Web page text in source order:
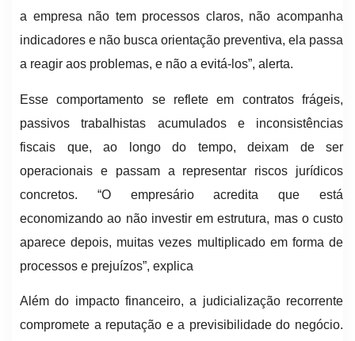
a empresa não tem processos claros, não acompanha
indicadores e não busca orientação preventiva, ela passa
a reagir aos problemas, e não a evitá-los”, alerta.
Esse comportamento se reflete em contratos frágeis,
passivos trabalhistas acumulados e inconsistências
fiscais que, ao longo do tempo, deixam de ser
operacionais e passam a representar riscos jurídicos
concretos. “O empresário acredita que está
economizando ao não investir em estrutura, mas o custo
aparece depois, muitas vezes multiplicado em forma de
processos e prejuízos”, explica
Além do impacto financeiro, a judicialização recorrente
compromete a reputação e a previsibilidade do negócio.